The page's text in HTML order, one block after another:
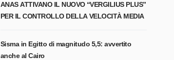
ANAS ATTIVANO IL NUOVO “VERGILIUS PLUS”
PER IL CONTROLLO DELLA VELOCITÀ MEDIA
Sisma in Egitto di magnitudo 5,5: avvertito
anche al Cairo